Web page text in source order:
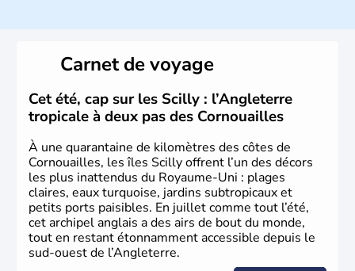
Histoire et administration
L'Angleterre est l’une des quatre nations constitutives du
Royaume-Uni. Elle est peuplée de plus de 50 millions
d’habitants, les Anglais, et constitue à elle seule, près de
84% de la population de l’ensemble. Le pays s’est créé au
Xème siècle et tient son nom desAngles
germanique installé sur ces terres. Première démocratie
parlementaire au monde, elle doit son développement à
l’essor industriel du XIXème siècle.
Carnet de voyage
Cet été, cap sur les Scilly : l’Angleterre
tropicale à deux pas des Cornouailles
À une quarantaine de kilomètres des côtes de
Cornouailles, les îles Scilly offrent l’un des décors
les plus inattendus du Royaume-Uni : plages
claires, eaux turquoise, jardins subtropicaux et
petits ports paisibles. En juillet comme tout l’été,
cet archipel anglais a des airs de bout du monde,
tout en restant étonnamment accessible depuis le
sud-ouest de l’Angleterre.